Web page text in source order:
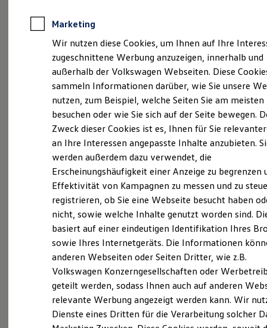
Anpfiff zum Gewinn
Elektroautos
ID. Tutorials
Elektrofahrzeugkonzepte
Reichweite
Reichweite der ID. Modelle
Reichweite im Winter
Laden
Laden unterwegs
Laden Zuhause
Ladezeitensimulator
Batterie
Sicherheit
Garantie und Lebensdauer
Nachhaltigkeit
Technologie
Kosten und Kauf
Verbrauchskosten
Kaufoptionen
E-Auto-Förderung
Software und Konnektivität
Die ID. Software 6
ID. Software Versionen und Updates
Digitale Extras
Schnittstellen zu Ihrem ID.
(Impressum & Rechtliches)
Was ist der Economy Service
und wer kann ihn nutzen?
Ältere Volkswagen haben einen anderen
Servicebedarf als neue Fahrzeuge. Der Economy
Service ist speziell für Volkswagen Modelle
entwickelt worden, die älter als vier Jahre sind. Er
bietet Ihnen ein vielfältiges Leistungsspektrum mit
zeitwertgerechtem Service und hoher
Ersatzteilqualität. Die Leistungen sind durch
Fachwissen, Volkswagen Teile und langjährige
Erfahrung genau auf Ihr Fahrzeug abgestimmt und
decken nahezu alle Services ab. Die Preise sind
speziell auf das Alter Ihres Fahrzeugs ausgelegt. Bei
Marketing
Wir nutzen diese Cookies, um Ihnen auf Ihre
zugeschnittene Werbung anzuzeigen, innerhalb und
außerhalb der Volkswagen Webseiten. Diese
sammeln Informationen darüber, wie Sie unsere
nutzen, zum Beispiel, welche Seiten Sie am meisten
besuchen oder wie Sie sich auf der Seite bewegen.
Zweck dieser Cookies ist es, Ihnen für Sie
an Ihre Interessen angepasste Inhalte anzubieten.
werden außerdem dazu verwendet, die
Erscheinungshäufigkeit einer Anzeige zu begrenzen
Effektivität von Kampagnen zu messen und zu
registrieren, ob Sie eine Webseite besucht haben
nicht, sowie welche Inhalte genutzt worden sind.
basiert auf einer eindeutigen Identifikation Ihres
sowie Ihres Internetgeräts. Die Informationen
anderen Webseiten oder Seiten Dritter, wie z.B.
Volkswagen Konzerngesellschaften oder
geteilt werden, sodass Ihnen auch auf anderen
relevante Werbung angezeigt werden kann. Wir
Dienste eines Dritten für die Verarbeitung solcher